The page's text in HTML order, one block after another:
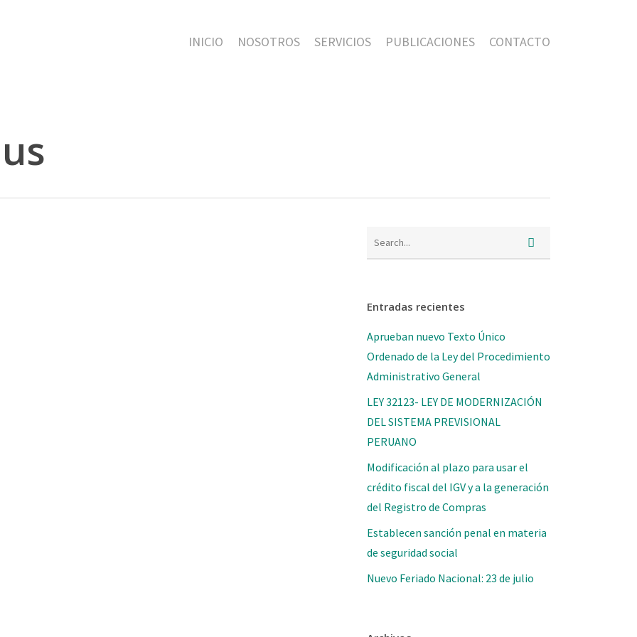
INICIO NOSOTROS SERVICIOS PUBLICACIONES CONTACTO
Entradas recientes
Aprueban nuevo Texto Único
Ordenado de la Ley del Procedimiento
Administrativo General
LEY 32123- LEY DE MODERNIZACIÓN
DEL SISTEMA PREVISIONAL
PERUANO
Modificación al plazo para usar el
crédito fiscal del IGV y a la generación
del Registro de Compras
Establecen sanción penal en materia
de seguridad social
Nuevo Feriado Nacional: 23 de julio